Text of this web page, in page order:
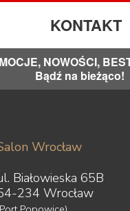
KONTAKT
NOWOŚCI,
Bądź na bieżąco!
Wrocław
Białowieska 65B
234 Wrocław